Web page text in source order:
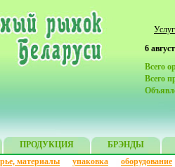
6
Всего
Всего
ПРОДУКЦИЯ БРЭНДЫ
материалы
упаковка оборудование